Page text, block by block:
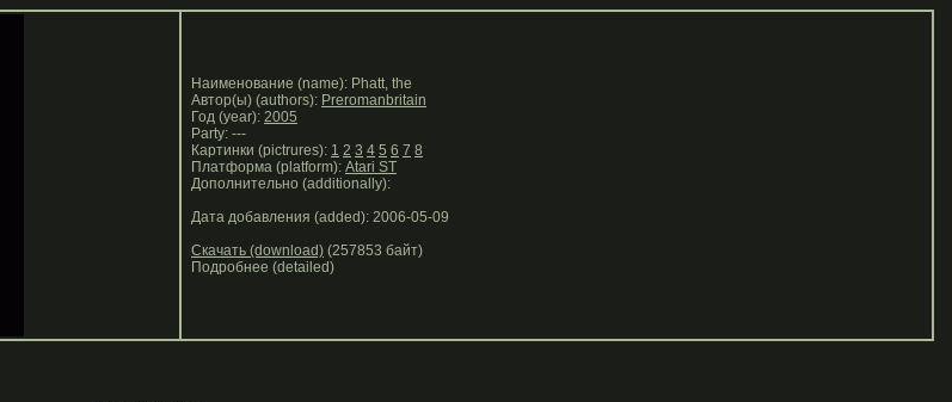
Наименование (name): Phatt, the
Автор(ы) (authors): Preromanbritain
Год (year): 2005
Party: ---
Картинки (pictrures): 1 2 3 4 5 6 7 8
Платформа (platform): Atari ST
Дополнительно (additionally):
Дата добавления (added): 2006-05-09
Скачать (download) (257853 байт)
Подробнее (detailed)